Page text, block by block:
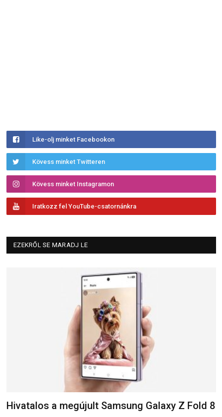
Like-olj minket Facebookon
Kövess minket Twitteren
Kövess minket Instagramon
Iratkozz fel YouTube-csatornánkra
EZEKRŐL SE MARADJ LE
Hivatalos a megújult Samsung Galaxy Z Fold 8